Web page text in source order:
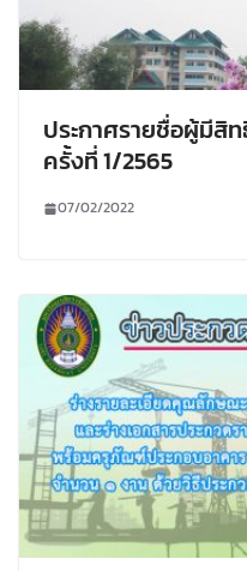
ประกาศรายชื่อผู้มีสิ
ครั้งที่ 1/2565
07/02/2022